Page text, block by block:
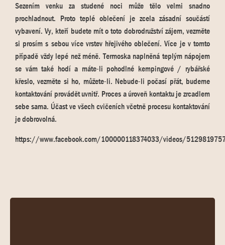
Sezením venku za studené noci může tělo velmi snadno
prochladnout. Proto teplé oblečení je zcela zásadní součástí
vybavení. Vy, kteří budete mít o toto dobrodružství zájem, vezměte
si prosím s sebou více vrstev hřejivého oblečení. Více je v tomto
případě vždy lepé než méně. Termoska naplněná teplým nápojem
se vám také hodí a máte-li pohodlné kempingové / rybářské
křeslo, vezměte si ho, můžete-li. Nebude-li počasí přát, budeme
kontaktování provádět uvnitř. Proces a úroveň kontaktu je zrcadlem
sebe sama. Účast ve všech cvičeních včetně procesu kontaktování
je dobrovolná.
https://www.facebook.com/100000118374033/videos/